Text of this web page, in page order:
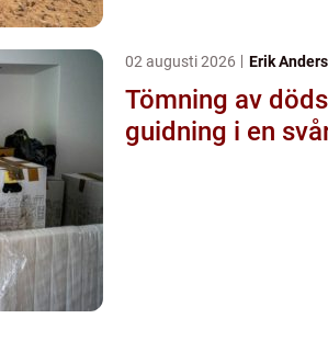
02 augusti 2026 Erik
Tömning av
guidning i en